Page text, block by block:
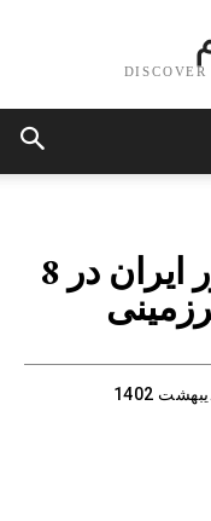
آخرین وضعیت حضور ایران در 8